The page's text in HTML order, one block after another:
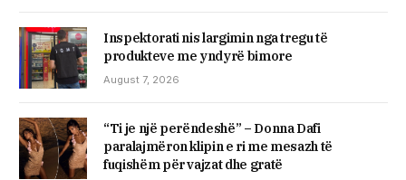
Inspektorati nis largimin nga tregu të
produkteve me yndyrë bimore
August 7, 2026
“Ti je një perëndeshë” – Donna Dafi
paralajmëron klipin e ri me mesazh të
fuqishëm për vajzat dhe gratë